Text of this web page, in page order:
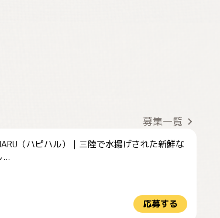
募集一覧
（ハピハル）｜三陸で水揚げされた新鮮な
...
応募する